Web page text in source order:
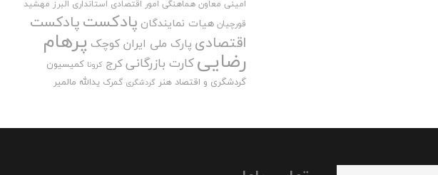
امینی معاون هماهنگی امور اقتصادی استانداری البرز مهشید
قورچیان هیات نمایندگان پادکستپادکست
اقتصادی پارک ملی ایران کوچک پرهام
رضاییکارت بازرگانیکرج کرونا کمیسیون
گردشگری و اقتصاد هنر گردشگری گمرک یدالله مالمیر